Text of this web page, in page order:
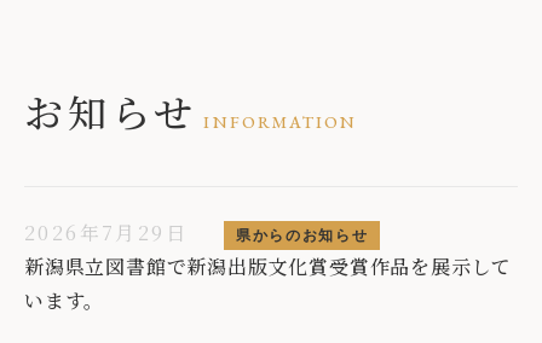
お知らせ INFORMATION
2026年7月29日 県からのお知らせ
新潟県立図書館で新潟出版文化賞受賞作品を展示して
います。